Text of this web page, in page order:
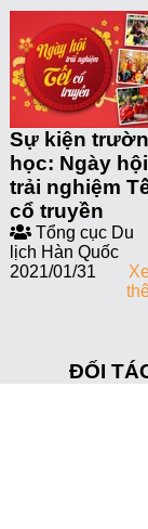
Sự kiện
học: Ngày hội
trải nghiệm
cổ truyền
Tổng cục Du
lịch Hàn Quốc
2021/01/31
ĐỐI